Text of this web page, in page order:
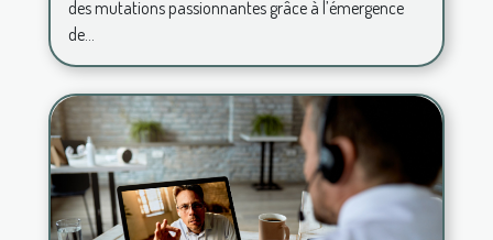
être ?
des mutations passionnantes grâce à l’émergence
de...